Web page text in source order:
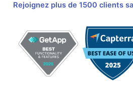
Rejoignez plus de 1500 clients